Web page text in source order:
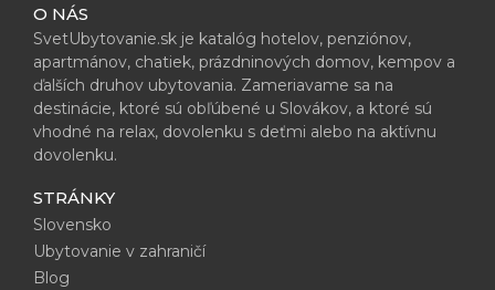
O NÁS
SvetUbytovanie.sk je katalóg hotelov, penziónov,
apartmánov, chatiek, prázdninových domov, kempov a
ďalších druhov ubytovania. Zameriavame sa na
destinácie, ktoré sú obľúbené u Slovákov, a ktoré sú
vhodné na relax, dovolenku s deťmi alebo na aktívnu
dovolenku.
STRÁNKY
Slovensko
Ubytovanie v zahraničí
Blog